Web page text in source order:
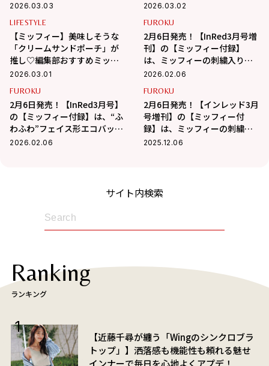
2026.03.03
2026.03.02
LIFESTYLE
【ミッフィー】美味しそうな
「クリームサンドポーチ」が
推し♡編集部おすすめミッフ
ィーグッズ4選
2026.03.01
FUROKU
2月6日発売！【InRed3月号増
刊】の【ミッフィー付録】
は、ミッフィーの刺繍入りコ
ーデュロイポーチ！
2026.02.06
FUROKU
2月6日発売！【InRed3月号】
の【ミッフィー付録】は、“ふ
わふわ”フェイス形エコバッ
グ！
2026.02.06
FUROKU
2月6日発売！【インレッド3月
号増刊】の【ミッフィー付
録】は、ミッフィーの刺繍入
りコーデュロイポーチ
2025.12.06
サイト内検索
Ranking
ランキング
【近藤千尋が纏う「Wingのシンクロブラ
トップ」】洒落感も機能性も頼れる魅せ
インナーで毎日を心地よくアプデ！